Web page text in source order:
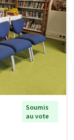
Soumis
au vote